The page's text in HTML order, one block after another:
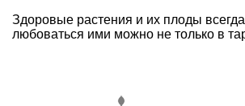
Здоровые растения и их плоды
любоваться ими можно не только в